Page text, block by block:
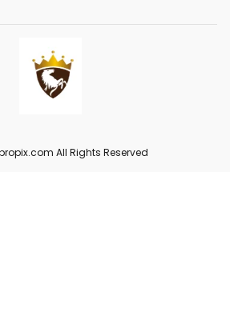
All Rights Reserved